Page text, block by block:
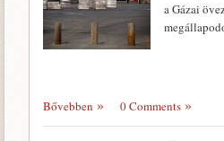
a Gázai
Bővebben 0 Comments